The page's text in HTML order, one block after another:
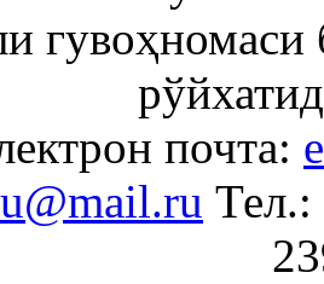
почта: